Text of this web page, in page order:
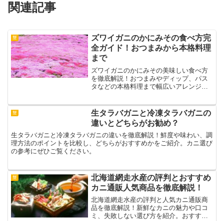
関連記事
蟹
ズワイガニのかにみその食べ方完
全ガイド！おつまみから本格料理
まで
ズワイガニのかにみその美味しい食べ方
を徹底解説！おつまみやディップ、パス
タなどの本格料理まで幅広いアレンジを
蟹
生タラバガニと冷凍タラバガニの
違いとどちらがお勧め？
生タラバガニと冷凍タラバガニの違いを徹底解説！鮮度や味わい、調
理方法のポイントを比較し、どちらがおすすめかをご紹介。カニ選び
の参考にぜひご覧ください。
蟹
北海道網走水産の評判とおすすめ
カニ通販人気商品を徹底解説！
北海道網走水産の評判と人気カニ通販商
品を徹底解説！新鮮なカニの魅力や口コ
ミ、失敗しない選び方を紹介。おすすめ